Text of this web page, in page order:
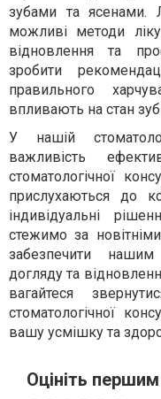
зубами та ясенами.
можливі методи
відновлення та
зробити
правильного
впливають на стан
У нашій
важливість
стоматологічної
прислухаються до
індивідуальні
стежимо за
забезпечити
догляду та
вагайтеся
стоматологічної
вашу усмішку та
Оцініть першим